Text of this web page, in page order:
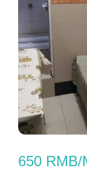
650 RMB/